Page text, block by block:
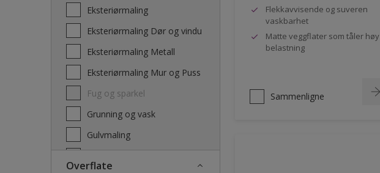
Eksteriørmaling
Eksteriørmaling Dør og vindu
Eksteriørmaling Metall
Eksteriørmaling Mur og Puss
Fug og sparkel
Grunning og vask
Gulvmaling
Overflate
Flekkavvisende og suveren
vaskbarhet
Matte veggflater som tåler høy
belastning
Sammenligne